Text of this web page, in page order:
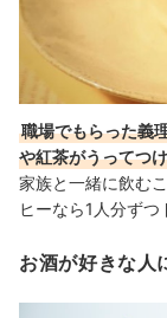
職場でもらった義
や紅茶がうってつけ
家族と一緒に飲む
ヒーなら1人分ずつ
お酒が好きな人